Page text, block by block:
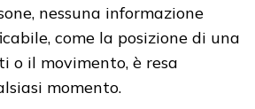
nessuna informazione
come la posizione di una
o il movimento, è resa
momento.